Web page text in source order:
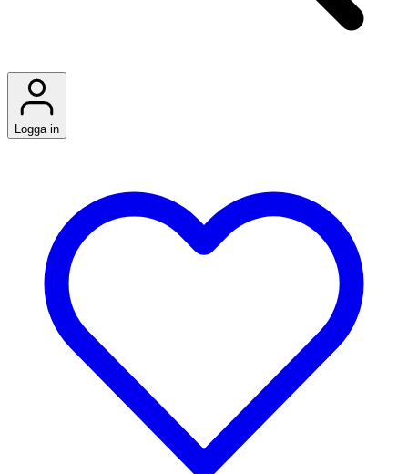
Logga in